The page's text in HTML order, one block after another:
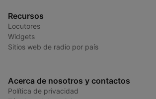
Recursos
Locutores
Widgets
Sitios web de radio por país
Acerca de nosotros y contactos
Política de privacidad